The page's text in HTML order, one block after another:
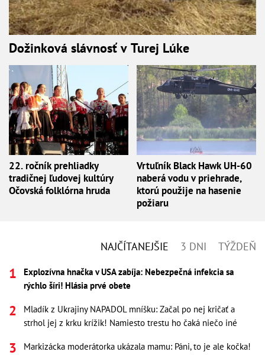
Dožinková slávnosť v Turej Lúke
22. ročník prehliadky
tradičnej ľudovej kultúry
Očovská folklórna hruda
Vrtuľník Black Hawk UH-60
naberá vodu v priehrade,
ktorú použije na hasenie
požiaru
NAJČÍTANEJŠIE 3 DNI TÝŽDEŇ
Explozívna hnačka v USA zabíja: Nebezpečná infekcia sa
rýchlo šíri! Hlásia prvé obete
Mladík z Ukrajiny NAPADOL mníšku: Začal po nej kričať a
strhol jej z krku krížik! Namiesto trestu ho čaká niečo iné
Markizácka moderátorka ukázala mamu: Páni, to je ale kočka!